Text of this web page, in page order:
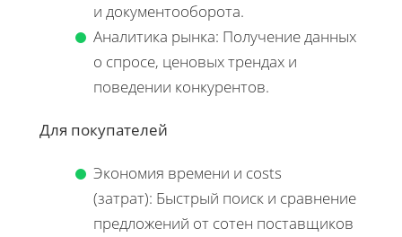
и документооборота.
Аналитика рынка: Получение данных
о спросе, ценовых трендах и
поведении конкурентов.
Для покупателей
Экономия времени и costs
(затрат): Быстрый поиск и сравнение
предложений от сотен поставщиков